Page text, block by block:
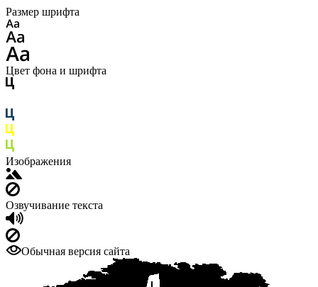
Размер шрифта
Цвет фона и шрифта
Изображения
Озвучивание текста
Обычная версия сайта